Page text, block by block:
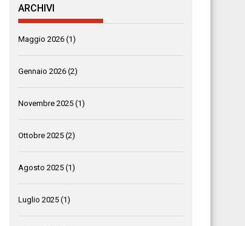
ARCHIVI
Maggio 2026 (1)
Gennaio 2026 (2)
Novembre 2025 (1)
Ottobre 2025 (2)
Agosto 2025 (1)
Luglio 2025 (1)